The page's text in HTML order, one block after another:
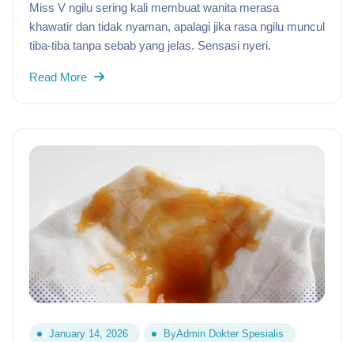
Miss V ngilu sering kali membuat wanita merasa
khawatir dan tidak nyaman, apalagi jika rasa ngilu muncul
tiba-tiba tanpa sebab yang jelas. Sensasi nyeri.
Read More
January 14, 2026 ByAdmin Dokter Spesialis